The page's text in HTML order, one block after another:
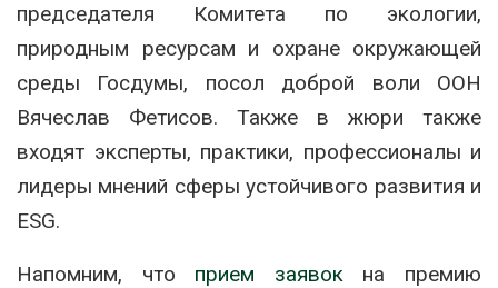
председателя Комитета по экологии,
природным ресурсам и охране окружающей
среды Госдумы, посол доброй воли ООН
Вячеслав Фетисов. Также в жюри также
входят эксперты, практики, профессионалы и
лидеры мнений сферы устойчивого развития и
ESG.
Напомним, что прием заявокна премию